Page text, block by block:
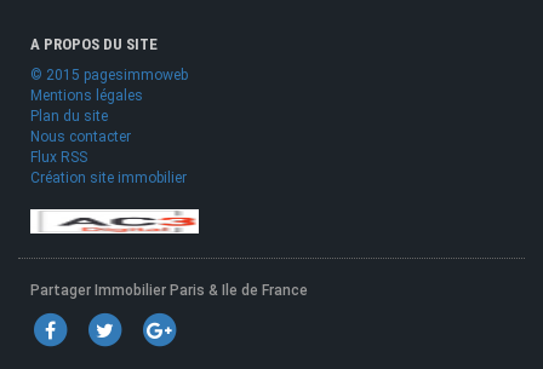
A PROPOS DU SITE
© 2015 pagesimmoweb
Mentions légales
Plan du site
Nous contacter
Flux RSS
Création site immobilier
Partager Immobilier Paris & Ile de France